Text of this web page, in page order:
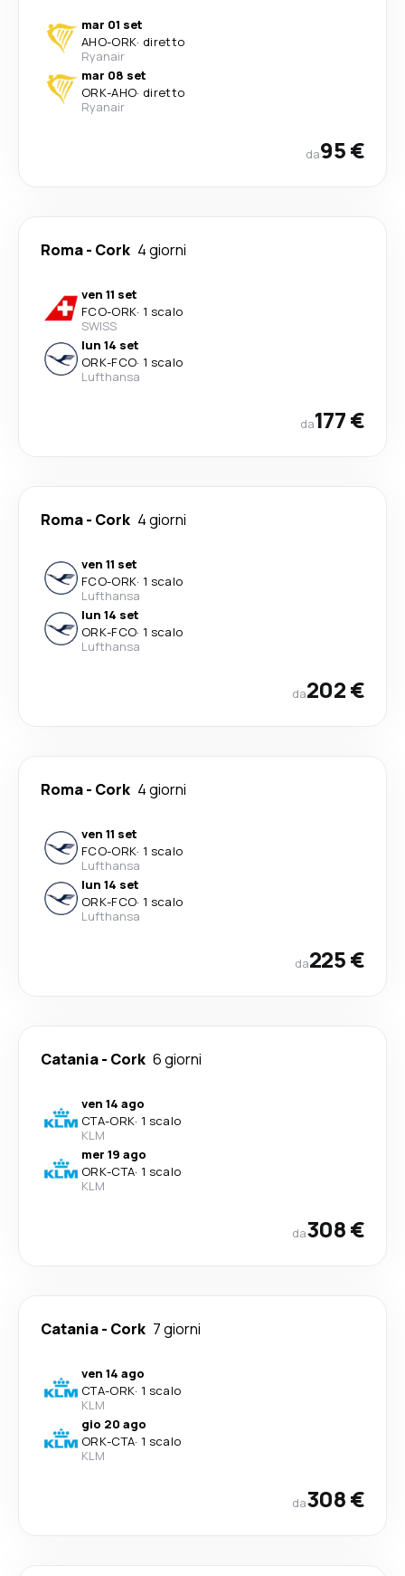
mar 01 set
AHO-ORK· diretto
Ryanair
mar 08 set
ORK-AHO· diretto
Ryanair
da95 €
Roma- Cork 4 giorni
ven 11 set
FCO-ORK· 1 scalo
SWISS
lun 14 set
ORK-FCO· 1 scalo
Lufthansa
da177 €
Roma- Cork 4 giorni
ven 11 set
FCO-ORK· 1 scalo
Lufthansa
lun 14 set
ORK-FCO· 1 scalo
Lufthansa
da202 €
Roma- Cork 4 giorni
ven 11 set
FCO-ORK· 1 scalo
Lufthansa
lun 14 set
ORK-FCO· 1 scalo
Lufthansa
da225 €
Catania- Cork 6 giorni
ven 14 ago
CTA-ORK· 1 scalo
KLM
mer 19 ago
ORK-CTA· 1 scalo
KLM
da308 €
Catania- Cork 7 giorni
ven 14 ago
CTA-ORK· 1 scalo
KLM
gio 20 ago
ORK-CTA· 1 scalo
KLM
da308 €